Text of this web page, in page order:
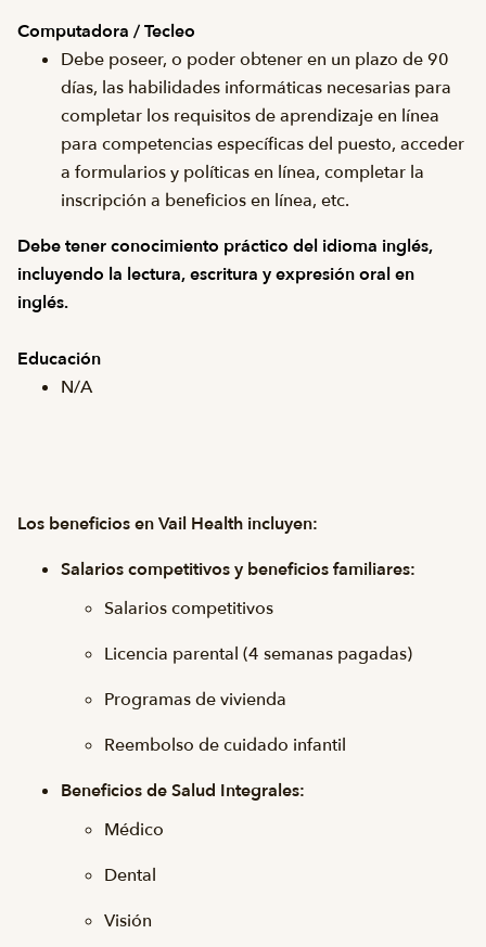
Computadora / Tecleo
Debe poseer, o poder obtener en un plazo de 90
días, las habilidades informáticas necesarias para
completar los requisitos de aprendizaje en línea
para competencias específicas del puesto, acceder
a formularios y políticas en línea, completar la
inscripción a beneficios en línea, etc.
Debe tener conocimiento práctico del idioma inglés,
incluyendo la lectura, escritura y expresión oral en
inglés.
Educación
N/A
Los beneficios en Vail Health incluyen:
Salarios competitivos y beneficios familiares:
Salarios competitivos
Licencia parental (4 semanas pagadas)
Programas de vivienda
Reembolso de cuidado infantil
Beneficios de Salud Integrales:
Médico
Dental
Visión